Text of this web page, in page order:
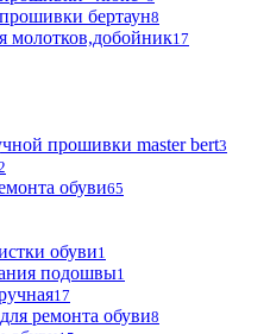
бертаун8
молотков,добойник17
прошивки master bert3
обуви65
обуви1
подошвы1
17
ремонта обуви8